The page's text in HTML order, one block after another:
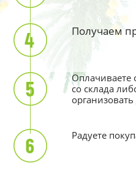
Получаем
Оплачиваете
со склада
организовать
Радуете